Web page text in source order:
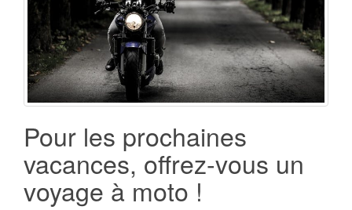
v
i
g
a
i
Pour les prochaines
vacances, offrez-vous un
voyage à moto !